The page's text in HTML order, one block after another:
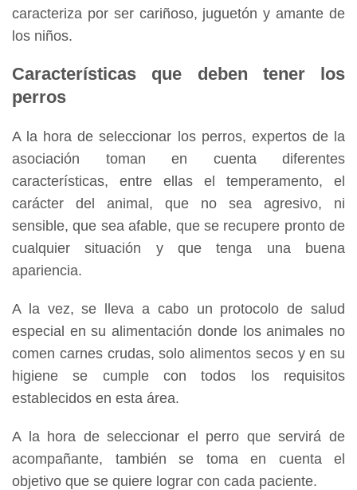
caracteriza por ser cariñoso, juguetón y amante de
los niños.
Características que deben tener los
perros
A la hora de seleccionar los perros, expertos de la
asociación toman en cuenta diferentes
características, entre ellas el temperamento, el
carácter del animal, que no sea agresivo, ni
sensible, que sea afable, que se recupere pronto de
cualquier situación y que tenga una buena
apariencia.
A la vez, se lleva a cabo un protocolo de salud
especial en su alimentación donde los animales no
comen carnes crudas, solo alimentos secos y en su
higiene se cumple con todos los requisitos
establecidos en esta área.
A la hora de seleccionar el perro que servirá de
acompañante, también se toma en cuenta el
objetivo que se quiere lograr con cada paciente.